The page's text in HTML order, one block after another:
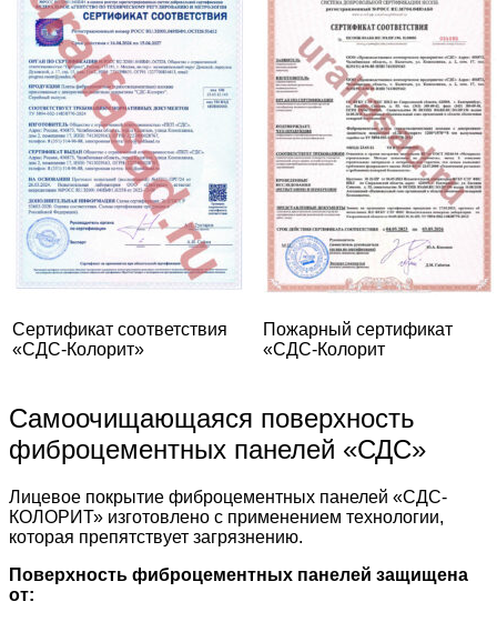
Сертификат соответствия
«СДС-Колорит»
Пожарный сертификат
«СДС-Колорит
Самоочищающаяся поверхность
фиброцементных панелей «СДС»
Лицевое покрытие фиброцементных панелей «СДС-
КОЛОРИТ» изготовлено с применением технологии,
которая препятствует загрязнению.
Поверхность фиброцементных панелей защищена
от: